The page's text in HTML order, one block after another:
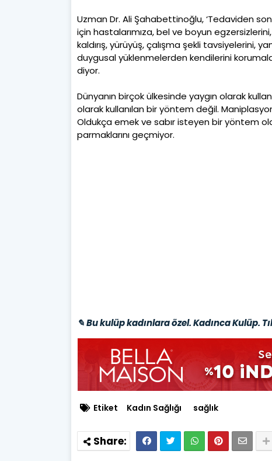
Uzman Dr. Ali Şahabettinoğlu, ‘Tedaviden
için hastalarımıza, bel ve boyun
kaldırış, yürüyüş, çalışma şekli tavsiyelerini,
duygusal yüklenmelerden kendilerini
diyor.
Dünyanın birçok ülkesinde yaygın olarak
olarak kullanılan bir yöntem değil.
Oldukça emek ve sabır isteyen bir yöntem
parmaklarını geçmiyor.
✎ Bu kulüp kadınlara özel. Kadınca Kulüp.
Etiket Kadın Sağlığı sağlık